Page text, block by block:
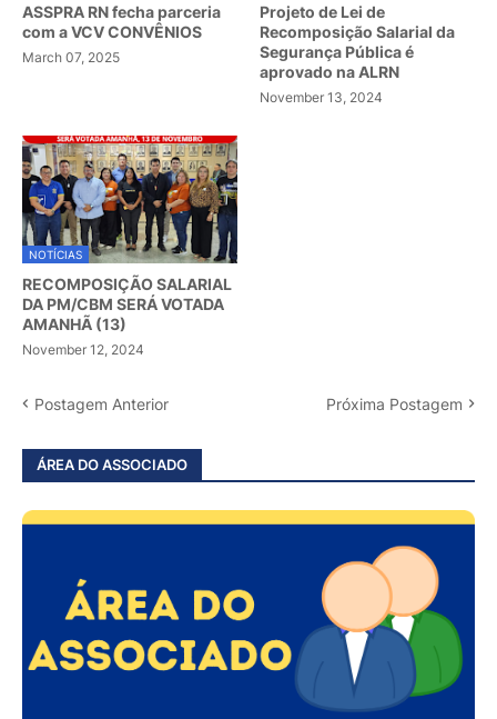
ASSPRA RN fecha parceria
com a VCV CONVÊNIOS
March 07, 2025
Projeto de Lei de
Recomposição Salarial da
Segurança Pública é
aprovado na ALRN
November 13, 2024
NOTÍCIAS
RECOMPOSIÇÃO SALARIAL
DA PM/CBM SERÁ VOTADA
AMANHÃ (13)
November 12, 2024
Postagem Anterior Próxima Postagem
ÁREA DO ASSOCIADO